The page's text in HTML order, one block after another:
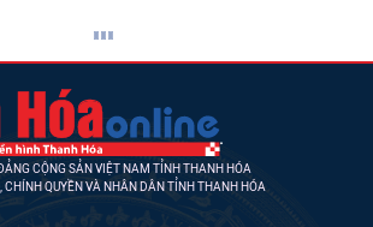
CỘNG SẢN VIỆT NAM TỈNH THANH HÓA
CHÍNH QUYỀN VÀ NHÂN DÂN TỈNH THANH HÓA